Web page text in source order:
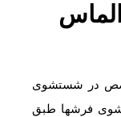
در شستشوی
فرشها طبق